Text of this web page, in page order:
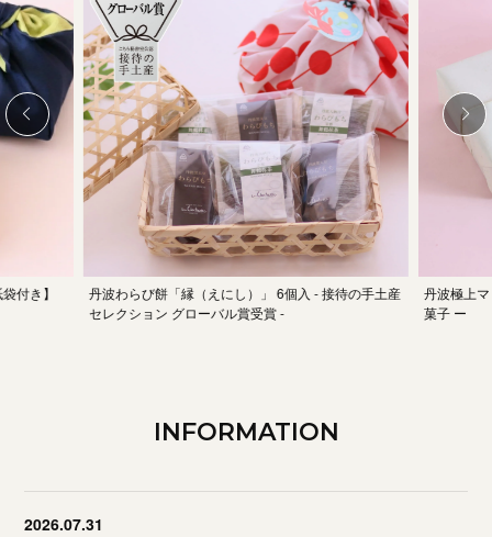
付き】
丹波わらび餅「縁（えにし）」 6個入 - 接待の手土産
セレクション グローバル賞受賞 -
丹波極上
菓子 ー
INFORMATION
2026.07.31